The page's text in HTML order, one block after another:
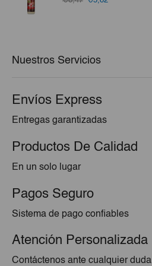
Nuestros Servicios
Envíos Express
Entregas garantizadas
Productos De Calidad
En un solo lugar
Pagos Seguro
Sistema de pago confiables
Atención Personalizada
Contáctenos ante cualquier duda